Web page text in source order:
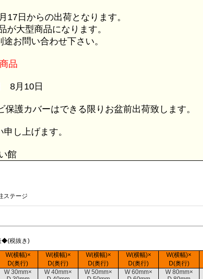
日からの出荷となります。
が大型商品になります。
お問い合わせ下さい。
品
8月10日
護カバーはできる限りお盆前出荷致します。
し上げます。
い館
ステージ
◆(税抜き)
W(横幅)×
D(奥行)
W(横幅)×
D(奥行)
W(横幅)×
D(奥行)
W(横幅)×
D(奥行)
W(横幅)×
D(奥行)
W 30mm×
W 40mm×
W 50mm×
W 60mm×
W 80mm×